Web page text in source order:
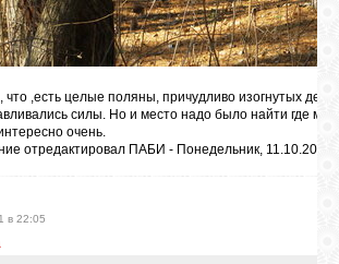
,есть целые поляны, причудливо изогнутых
силы. Но и место надо было найти где
очень.
отредактировал ПAБИ - Понедельник,
в 22:05